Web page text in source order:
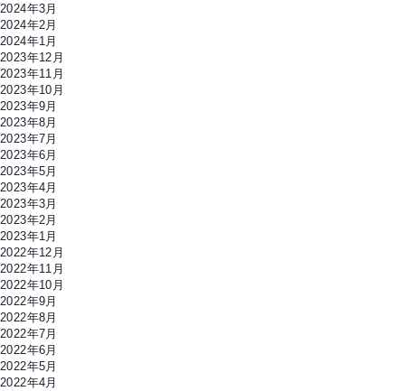
2024年3月
2024年2月
2024年1月
2023年12月
2023年11月
2023年10月
2023年9月
2023年8月
2023年7月
2023年6月
2023年5月
2023年4月
2023年3月
2023年2月
2023年1月
2022年12月
2022年11月
2022年10月
2022年9月
2022年8月
2022年7月
2022年6月
2022年5月
2022年4月